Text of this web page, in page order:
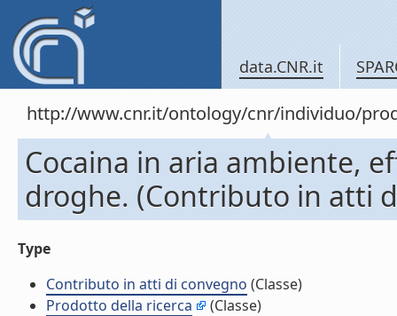
data.CNR.it
http://www.cnr.it/ontology/cnr/individuo/
Cocaina in aria ambiente,
droghe. (Contributo in atti
Type
Contributo in atti di convegno (Classe)
Prodotto della ricerca
(Classe)